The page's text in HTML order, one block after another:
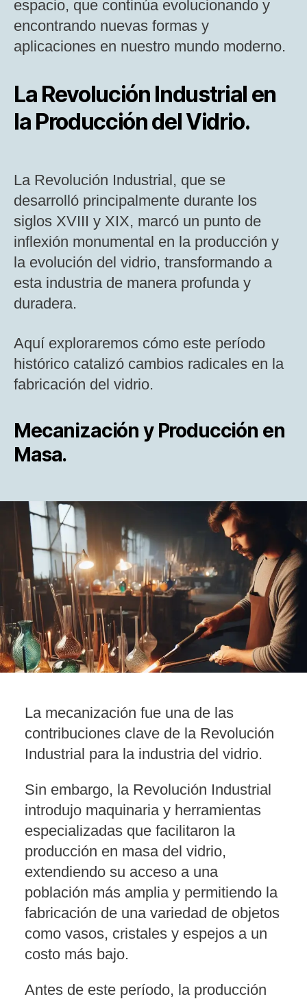
espacio, que continúa evolucionando y
encontrando nuevas formas y
aplicaciones en nuestro mundo moderno.
La Revolución Industrial en
la Producción del Vidrio.
La Revolución Industrial, que se
desarrolló principalmente durante los
siglos XVIII y XIX, marcó un punto de
inflexión monumental en la producción y
la evolución del vidrio, transformando a
esta industria de manera profunda y
duradera.
Aquí exploraremos cómo este período
histórico catalizó cambios radicales en la
fabricación del vidrio.
Mecanización y Producción en
Masa.
La mecanización fue una de las
contribuciones clave de la Revolución
Industrial para la industria del vidrio.
Sin embargo, la Revolución Industrial
introdujo maquinaria y herramientas
especializadas que facilitaron la
producción en masa del vidrio,
extendiendo su acceso a una
población más amplia y permitiendo la
fabricación de una variedad de objetos
como vasos, cristales y espejos a un
costo más bajo.
Antes de este período, la producción